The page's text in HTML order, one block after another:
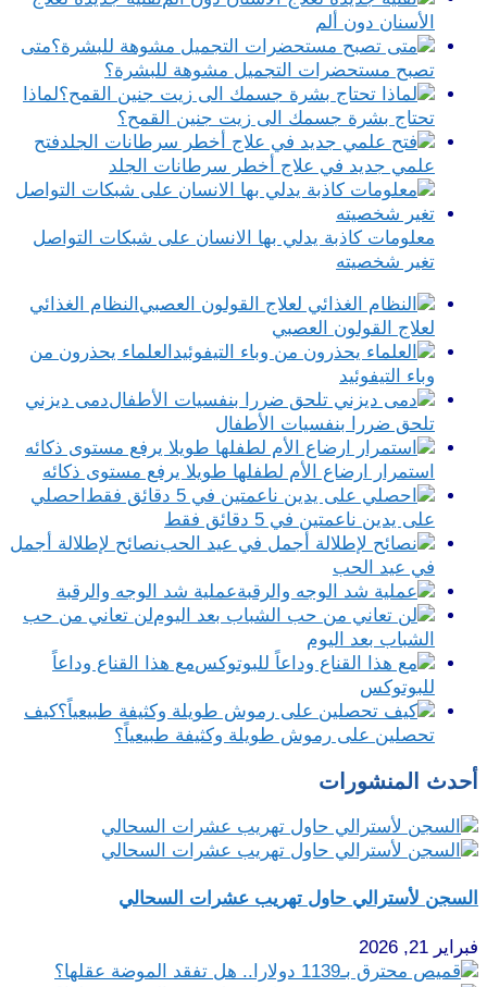
الأسنان دون ألم
متى
تصبح مستحضرات التجميل مشوهة للبشرة؟
لماذا
تحتاج بشرة جسمك الى زيت جنين القمح؟
فتح
علمي جديد في علاج أخطر سرطانات الجلد
معلومات كاذبة يدلي بها الانسان على شبكات التواصل
تغير شخصيته
النظام الغذائي
لعلاج القولون العصبي
العلماء يحذرون من
وباء التيفوئيد
دمى ديزني
تلحق ضررا بنفسيات الأطفال
استمرار ارضاع الأم لطفلها طويلا يرفع مستوى ذكائه
احصلي
على يدين ناعمتين في 5 دقائق فقط
نصائح لإطلالة أجمل
في عيد الحب
عملية شد الوجه والرقبة
لن تعاني من حب
الشباب بعد اليوم
مع هذا القناع وداعاً
للبوتوكس
كيف
تحصلين على رموش طويلة وكثيفة طبيعياً؟
أحدث المنشورات
السجن لأسترالي حاول تهريب عشرات السحالي
فبراير 21, 2026